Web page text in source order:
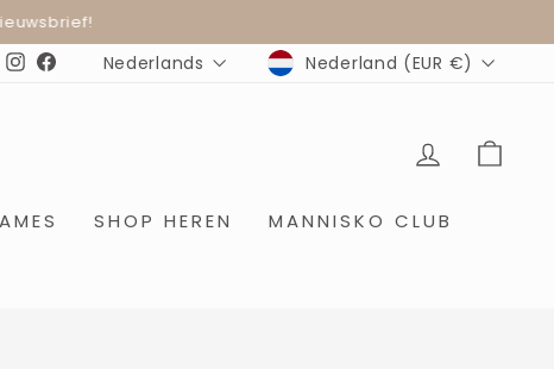
Instagram
Facebook
TAAL
Nederlands MUNTEENHEID
Nederland (EUR €)
SHOP HEREN
MANNISKO CLUB